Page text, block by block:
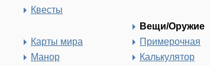
Квесты
Карты мира
Манор
Вещи/Оружие
Примерочная
Калькулятор